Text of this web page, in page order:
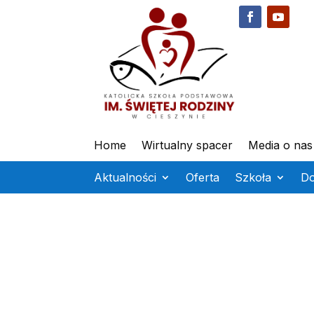
Home Wirtualny spacer Media o nas
Aktualności Oferta Szkoła